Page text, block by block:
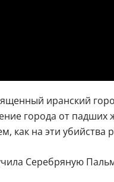
иранский
города от
как на эти убийства
Серебряную